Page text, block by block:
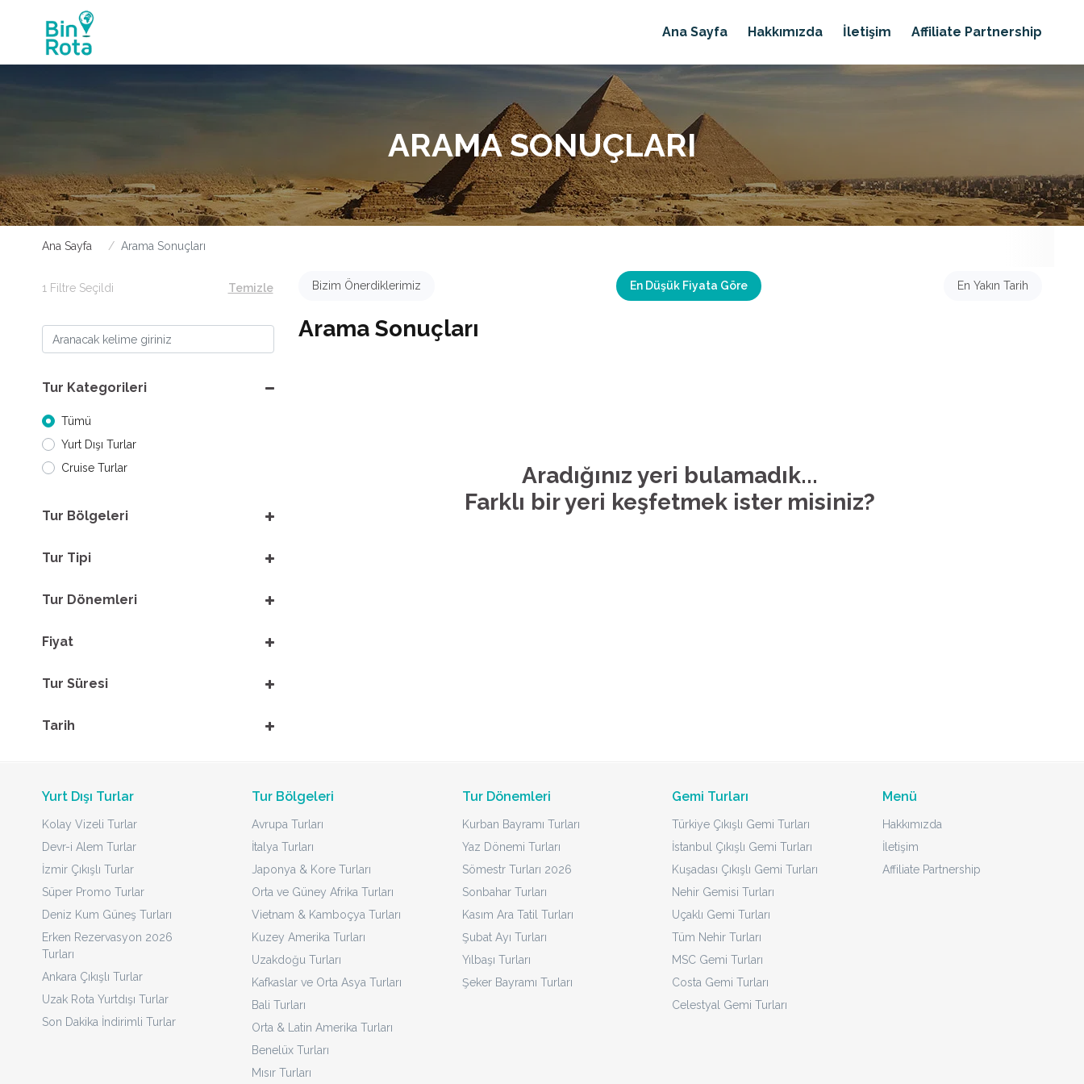
Ana Sayfa Hakkımızda İletişim Affiliate Partnership
ARAMA SONUÇLARI
Ana Sayfa Arama Sonuçları
1 Filtre Seçildi Temizle
Tur Kategorileri
Tümü
Yurt Dışı Turlar
Cruise Turlar
Tur Bölgeleri
Tur Tipi
Tur Dönemleri
Fiyat
Tur Süresi
Tarih
Bizim Önerdiklerimiz En Düşük Fiyata Göre En Yakın Tarih
Arama Sonuçları
Aradığınız yeri bulamadık...
Farklı bir yeri keşfetmek ister misiniz?
Yurt Dışı Turlar
Kolay Vizeli Turlar
Devr-i Alem Turlar
İzmir Çıkışlı Turlar
Süper Promo Turlar
Deniz Kum Güneş Turları
Erken Rezervasyon 2026
Turları
Ankara Çıkışlı Turlar
Uzak Rota Yurtdışı Turlar
Son Dakika İndirimli Turlar
Tur Bölgeleri
Avrupa Turları
İtalya Turları
Japonya & Kore Turları
Orta ve Güney Afrika Turları
Vietnam & Kamboçya Turları
Kuzey Amerika Turları
Uzakdoğu Turları
Kafkaslar ve Orta Asya Turları
Bali Turları
Orta & Latin Amerika Turları
Benelüx Turları
Mısır Turları
Tur Dönemleri
Kurban Bayramı Turları
Yaz Dönemi Turları
Sömestr Turları 2026
Sonbahar Turları
Kasım Ara Tatil Turları
Şubat Ayı Turları
Yılbaşı Turları
Şeker Bayramı Turları
Gemi Turları
Türkiye Çıkışlı Gemi Turları
İstanbul Çıkışlı Gemi Turları
Kuşadası Çıkışlı Gemi Turları
Nehir Gemisi Turları
Uçaklı Gemi Turları
Tüm Nehir Turları
MSC Gemi Turları
Costa Gemi Turları
Celestyal Gemi Turları
Menü
Hakkımızda
İletişim
Affiliate Partnership